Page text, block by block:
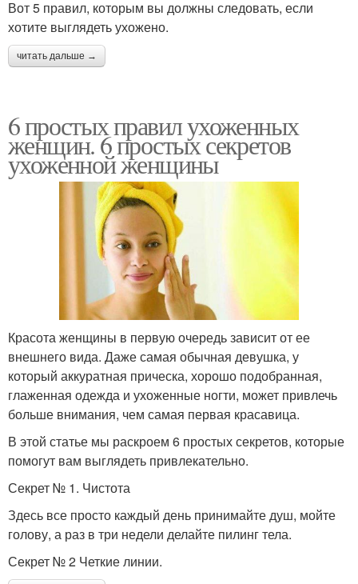
Вот 5 правил, которым вы должны следовать, если
хотите выглядеть ухожено.
читать дальше →
6 простых правил ухоженных
женщин. 6 простых секретов
ухоженной женщины
Красота женщины в первую очередь зависит от ее
внешнего вида. Даже самая обычная девушка, у
который аккуратная прическа, хорошо подобранная,
глаженная одежда и ухоженные ногти, может привлечь
больше внимания, чем самая первая красавица.
В этой статье мы раскроем 6 простых секретов, которые
помогут вам выглядеть привлекательно.
Секрет № 1. Чистота
Здесь все просто каждый день принимайте душ, мойте
голову, а раз в три недели делайте пилинг тела.
Секрет № 2 Четкие линии.